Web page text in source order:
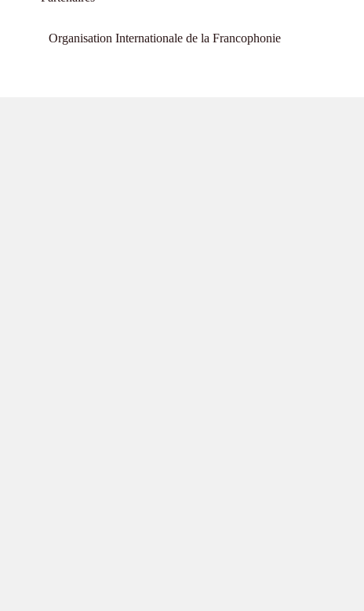
Organisation Internationale de la Francophonie